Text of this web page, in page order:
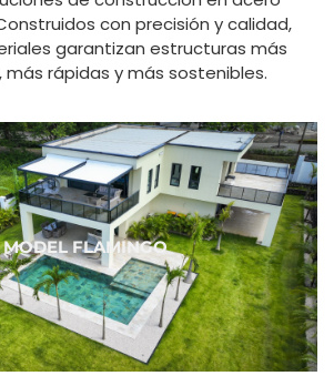
con precisión y calidad,
garantizan estructuras más
rápidas y más sostenibles.
MODEL FLAMINGO